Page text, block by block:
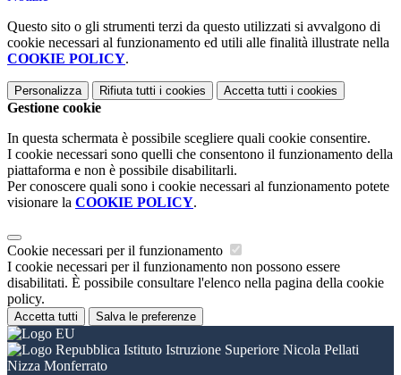
Questo sito o gli strumenti terzi da questo utilizzati si avvalgono di
cookie necessari al funzionamento ed utili alle finalità illustrate nella
COOKIE POLICY.
Personalizza Rifiuta tutti i cookies Accetta tutti i cookies
Gestione cookie
In questa schermata è possibile scegliere quali cookie consentire.
I cookie necessari sono quelli che consentono il funzionamento della
piattaforma e non è possibile disabilitarli.
Per conoscere quali sono i cookie necessari al funzionamento potete
visionare la COOKIE POLICY.
Cookie necessari per il funzionamento
I cookie necessari per il funzionamento non possono essere
disabilitati. È possibile consultare l'elenco nella pagina della cookie
policy.
Accetta tutti Salva le preferenze
Istituto Istruzione Superiore Nicola Pellati
Nizza Monferrato